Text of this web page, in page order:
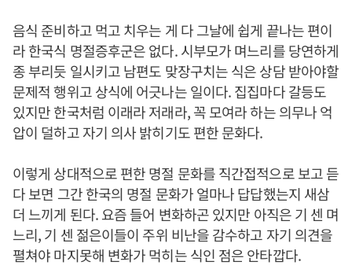
음식 준비하고 먹고 치우는 게 다 그날에 쉽게 끝나는 편이
라 한국식 명절증후군은 없다. 시부모가 며느리를 당연하게
종 부리듯 일시키고 남편도 맞장구치는 식은 상담 받아야할
문제적 행위고 상식에 어긋나는 일이다. 집집마다 갈등도
있지만 한국처럼 이래라 저래라, 꼭 모여라 하는 의무나 억
압이 덜하고 자기 의사 밝히기도 편한 문화다.
이렇게 상대적으로 편한 명절 문화를 직간접적으로 보고 듣
다 보면 그간 한국의 명절 문화가 얼마나 답답했는지 새삼
더 느끼게 된다. 요즘 들어 변화하곤 있지만 아직은 기 센 며
느리, 기 센 젊은이들이 주위 비난을 감수하고 자기 의견을
펼쳐야 마지못해 변화가 먹히는 식인 점은 안타깝다.